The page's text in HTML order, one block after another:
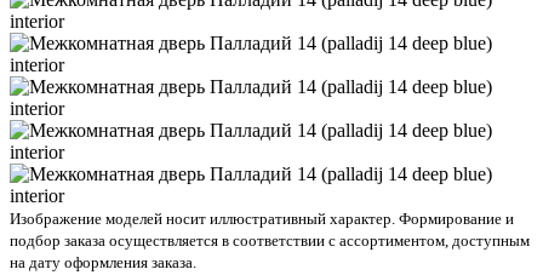
Изображение моделей носит иллюстративный характер. Формирование и
подбор заказа осуществляется в соответствии с ассортиментом, доступным
на дату оформления заказа.